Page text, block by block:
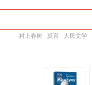
村上春树 莫言 人民文学